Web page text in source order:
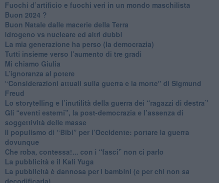
​Fuochi d’artificio e fuochi veri in un mondo maschilista
Buon 2024 ?
​Buon Natale dalle macerie della Terra
​Idrogeno vs nucleare ed altri dubbi
​La mia generazione ha perso (la democrazia)
​Tutti insieme verso l’aumento di tre gradi
Mi chiamo Giulia
L’ignoranza al potere
​“Considerazioni attuali sulla guerra e la morte" di Sigmund
Freud
​Lo storytelling e l’inutilità della guerra dei “ragazzi di destra”
​Gli “eventi esterni”, la post-democrazia e l’assenza di
soggettività delle masse
​Il populismo di “Bibi” per l’Occidente: portare la guerra
dovunque
​Che roba, contessa!... con i “fasci” non ci parlo
La pubblicità e il Kali Yuga
​La pubblicità è dannosa per i bambini (e per chi non sa
decodificarla)